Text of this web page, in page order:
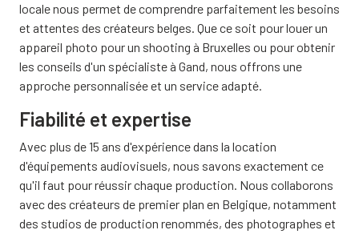
locale nous permet de comprendre parfaitement les besoins
et attentes des créateurs belges. Que ce soit pour louer un
appareil photo pour un shooting à Bruxelles ou pour obtenir
les conseils d'un spécialiste à Gand, nous offrons une
approche personnalisée et un service adapté.
Fiabilité et expertise
Avec plus de 15 ans d'expérience dans la location
d'équipements audiovisuels, nous savons exactement ce
qu'il faut pour réussir chaque production. Nous collaborons
avec des créateurs de premier plan en Belgique, notamment
des studios de production renommés, des photographes et